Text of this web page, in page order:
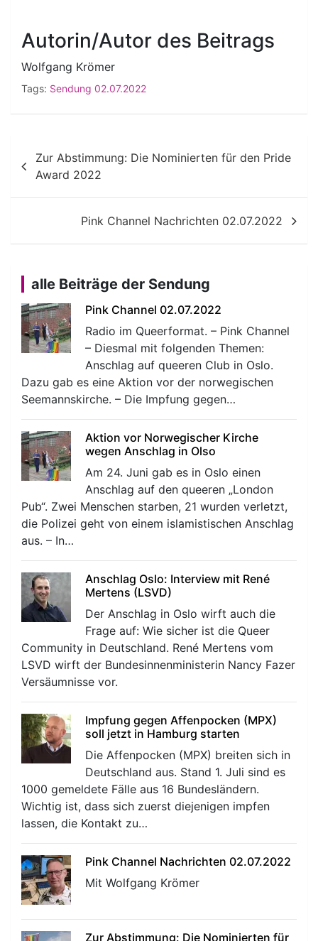
Autorin/Autor des Beitrags
Wolfgang Krömer
Tags: Sendung 02.07.2022
Beitragsnavigation
Zur Abstimmung: Die Nominierten für den Pride
Award 2022
Pink Channel Nachrichten 02.07.2022
alle Beiträge der Sendung
Pink Channel 02.07.2022
Radio im Queerformat. – Pink Channel
– Diesmal mit folgenden Themen:
Anschlag auf queeren Club in Oslo.
Dazu gab es eine Aktion vor der norwegischen
Seemannskirche. – Die Impfung gegen…
Aktion vor Norwegischer Kirche
wegen Anschlag in Olso
Am 24. Juni gab es in Oslo einen
Anschlag auf den queeren „London
Pub“. Zwei Menschen starben, 21 wurden verletzt,
die Polizei geht von einem islamistischen Anschlag
aus. – In…
Anschlag Oslo: Interview mit René
Mertens (LSVD)
Der Anschlag in Oslo wirft auch die
Frage auf: Wie sicher ist die Queer
Community in Deutschland. René Mertens vom
LSVD wirft der Bundesinnenministerin Nancy Fazer
Versäumnisse vor.
Impfung gegen Affenpocken (MPX)
soll jetzt in Hamburg starten
Die Affenpocken (MPX) breiten sich in
Deutschland aus. Stand 1. Juli sind es
1000 gemeldete Fälle aus 16 Bundesländern.
Wichtig ist, dass sich zuerst diejenigen impfen
lassen, die Kontakt zu…
Pink Channel Nachrichten 02.07.2022
Mit Wolfgang Krömer
Zur Abstimmung: Die Nominierten für